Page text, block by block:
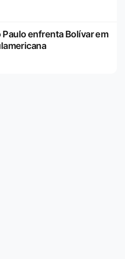
Paulo enfrenta Bolívar em